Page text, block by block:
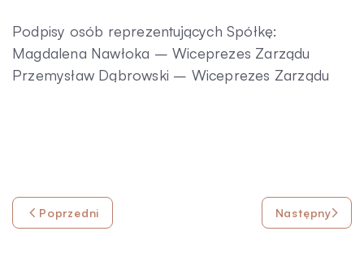
Podpisy osób reprezentujących Spółkę:
Magdalena Nawłoka – Wiceprezes Zarządu
Przemysław Dąbrowski – Wiceprezes Zarządu
Poprzedni Następny